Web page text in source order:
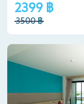
2399 ฿
3500 ฿